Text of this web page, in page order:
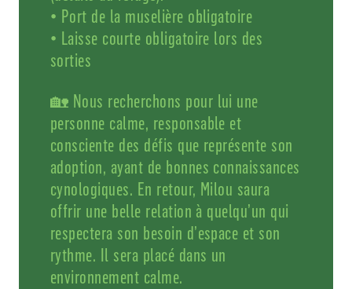
• Port de la muselière obligatoire
• Laisse courte obligatoire lors des
sorties
🏡 Nous recherchons pour lui une
personne calme, responsable et
consciente des défis que représente son
adoption, ayant de bonnes connaissances
cynologiques. En retour, Milou saura
offrir une belle relation à quelqu’un qui
respectera son besoin d’espace et son
rythme. Il sera placé dans un
environnement calme.